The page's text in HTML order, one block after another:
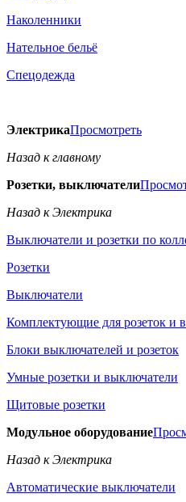
Наколенники
Нательное бельё
Спецодежда
ЭлектрикаПросмотреть
Назад к главному
Розетки, выключатели
Назад к Электрика
Выключатели и розетки по
Розетки
Выключатели
Комплектующие для розеток и
Блоки выключателей и розеток
Умные розетки и выключатели
Щитовые розетки
Модульное оборудование
Назад к Электрика
Автоматические выключатели